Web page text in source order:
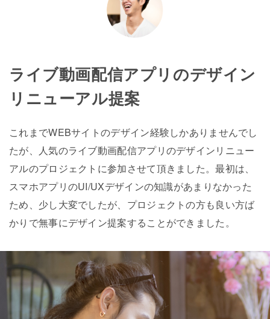
ライブ動画配信アプリのデザイン
リニューアル提案
これまでWEBサイトのデザイン経験しかありませんでし
たが、人気のライブ動画配信アプリのデザインリニュー
アルのプロジェクトに参加させて頂きました。最初は、
スマホアプリのUI/UXデザインの知識があまりなかった
ため、少し大変でしたが、プロジェクトの方も良い方ば
かりで無事にデザイン提案することができました。